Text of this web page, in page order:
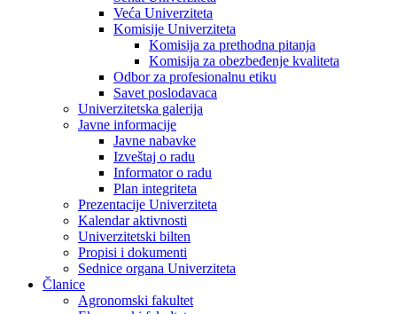
Veća Univerziteta
Komisije Univerziteta
Komisija za prethodna pitanja
Komisija za obezbeđenje kvaliteta
Odbor za profesionalnu etiku
Savet poslodavaca
Univerzitetska galerija
Javne informacije
Javne nabavke
Izveštaj o radu
Informator o radu
Plan integriteta
Prezentacije Univerziteta
Kalendar aktivnosti
Univerzitetski bilten
Propisi i dokumenti
Sednice organa Univerziteta
Članice
Agronomski fakultet